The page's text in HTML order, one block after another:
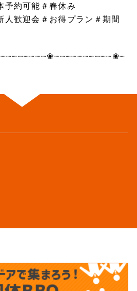
予約可能＃春休み
人歓迎会＃お得プラン＃期間